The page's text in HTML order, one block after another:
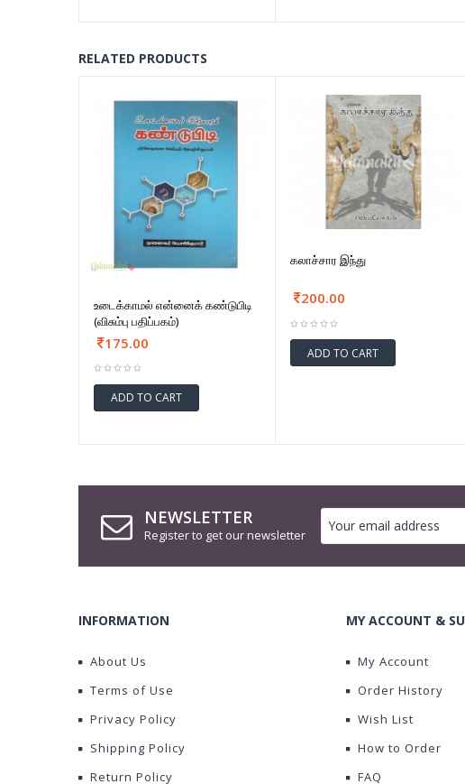
RELATED PRODUCTS
உடைக்காமல் என்னைக் கண்டுபிடி
(விசும்பு பதிப்பகம்)
175.00
ADD TO CART
கலாச்சார இந்து
200.00
ADD TO CART
NEWSLETTER
Register to get our newsletter
INFORMATION
About Us
Terms of Use
Privacy Policy
Shipping Policy
Return Policy
MY ACCOUNT &
My Account
Order History
Wish List
How to Order
FAQ